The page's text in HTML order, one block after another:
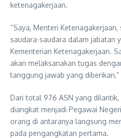
ketenagakerjaan.
“Saya, Menteri
saudara-saudara dalam jabatan
Kementerian Ketenagakerjaan.
akan melaksanakan tugas
tanggung jawab yang diberikan,”
Dari total 976 ASN yang
diangkat menjadi Pegawai
orang di antaranya langsung
pada pengangkatan pertama.